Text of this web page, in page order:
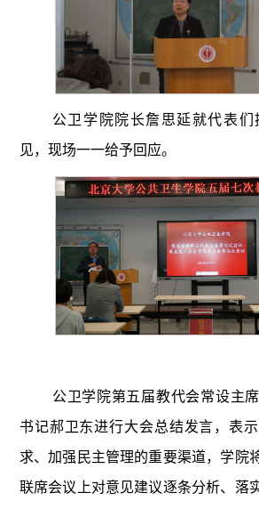
公卫学院院长詹思延就代表们
见，现场一一给予回应。
公卫学院第五届教代会常设主
书记郝卫东进行大会总结发言，表
求、加强民主管理的重要渠道，学院
联席会议上对意见建议逐条分析、落